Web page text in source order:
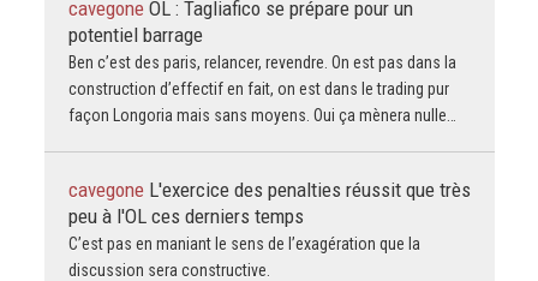
cavegone OL : Tagliafico se prépare pour un
potentiel barrage
Ben c’est des paris, relancer, revendre. On est pas dans la
construction d’effectif en fait, on est dans le trading pur
façon Longoria mais sans moyens. Oui ça mènera nulle…
cavegone L'exercice des penalties réussit que très
peu à l'OL ces derniers temps
C’est pas en maniant le sens de l’exagération que la
discussion sera constructive.